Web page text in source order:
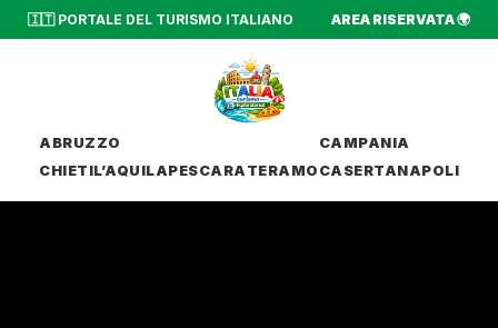
🇮🇹 PORTALE DEL TURISMO ITALIANO AREA RISERVATA 🌍
ABRUZZO
CHIETIL’AQUILAPESCARA TERAMO
CAMPANIA
CASERTANAPOLI